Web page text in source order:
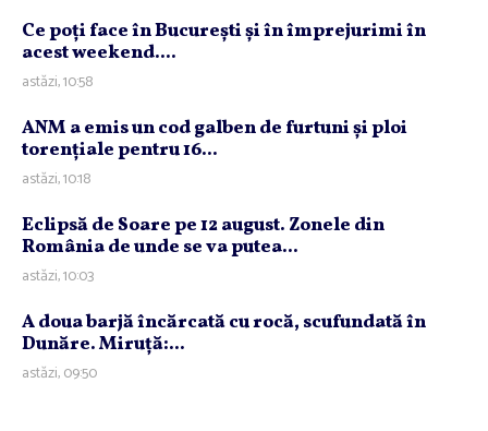
Ce poţi face în Bucureşti şi în împrejurimi în
acest weekend....
astăzi, 10:58
ANM a emis un cod galben de furtuni şi ploi
torenţiale pentru 16...
astăzi, 10:18
Eclipsă de Soare pe 12 august. Zonele din
România de unde se va putea...
astăzi, 10:03
A doua barjă încărcată cu rocă, scufundată în
Dunăre. Miruţă:...
astăzi, 09:50